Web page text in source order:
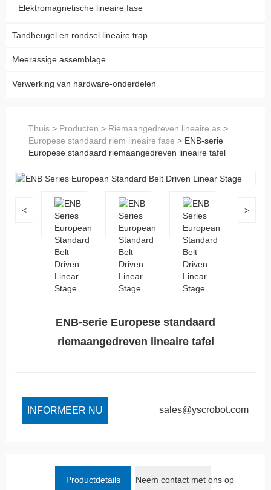
Elektromagnetische lineaire fase
Tandheugel en rondsel lineaire trap
Meerassige assemblage
Verwerking van hardware-onderdelen
Thuis > Producten > Riemaangedreven lineaire as >
Europese standaard riem lineaire fase > ENB-serie
Europese standaard riemaangedreven lineaire tafel
< >
ENB-serie Europese standaard
riemaangedreven lineaire tafel
INFORMEER NU sales@yscrobot.com
Productdetails Neem contact met ons op